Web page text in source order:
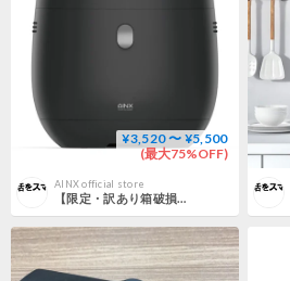
¥3,520 〜 ¥5,500
(最大75%OFF)
AINX official store
【限定・訳あり箱破損】AINX アイネクス Smart Rice Cooker 炊飯器